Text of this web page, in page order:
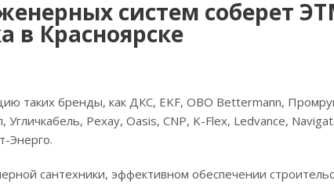
систем соберет
в Красноярске
таких бренды, как ДКС, EKF, OBO Bettermann,
Рехау, Oasis, CNP, K-Flex, Ledvance,
Энерго.
сантехники, эффективном обеспечении